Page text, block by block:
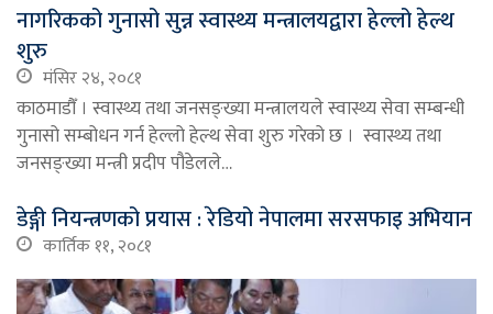
नागरिकको गुनासो सुन्न स्वास्थ्य मन्त्रालयद्वारा हेल्लो हेल्थ
शुरु
मंसिर २४, २०८१
काठमाडौँ । स्वास्थ्य तथा जनसङ्ख्या मन्त्रालयले स्वास्थ्य सेवा सम्बन्धी
गुनासो सम्बोधन गर्न हेल्लो हेल्थ सेवा शुरु गरेको छ । स्वास्थ्य तथा
जनसङ्ख्या मन्त्री प्रदीप पौडेलले…
डेङ्गी नियन्त्रणको प्रयास : रेडियो नेपालमा सरसफाइ अभियान
कार्तिक ११, २०८१